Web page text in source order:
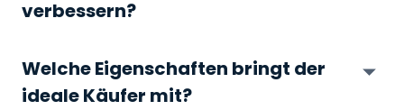
verbessern?
Welche Eigenschaften bringt der
ideale Käufer mit?